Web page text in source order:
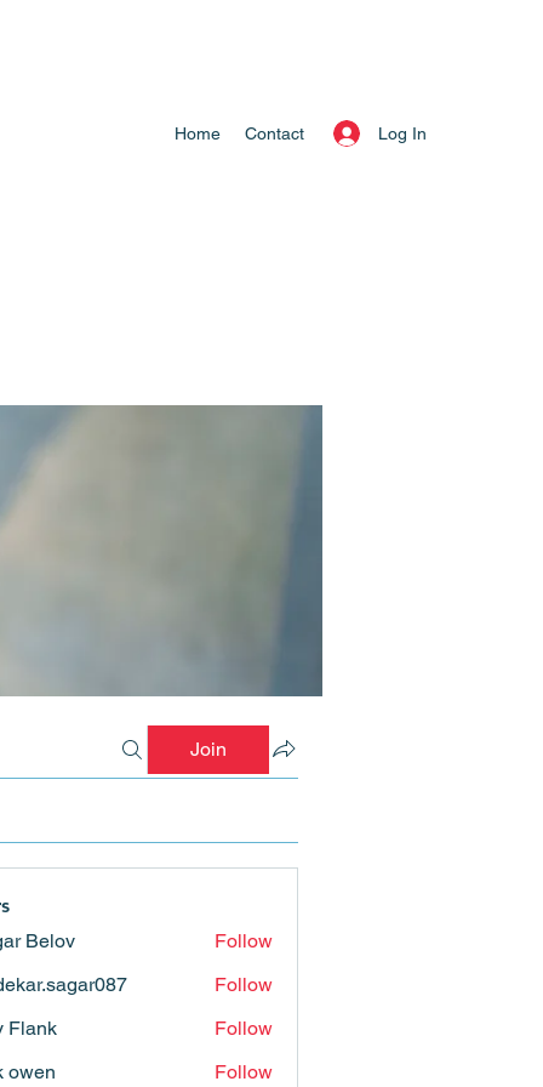
Log In
Home Contact
Join
Belov
Follow
Follow
Flank
Follow
owen
Follow